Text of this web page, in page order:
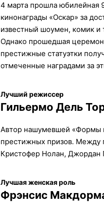
4 марта прошла юбилейная
кинонаграды «Оскар» за
известный шоумен, комик
Однако прошедшая
престижные статуэтки
отмеченные наградами за
Лучший режиссер
Гильермо Дель
Автор нашумевшей «Формы
престижных призов. Между
Кристофер Нолан, Джордан
Лучшая женская роль
Фрэнсис